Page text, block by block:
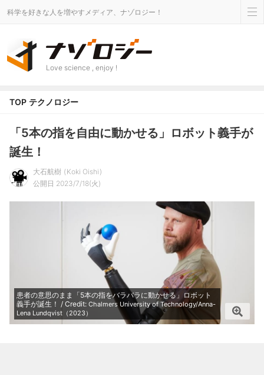
科学を好きな人を増やすメディア、ナゾロジー！
Love science , enjoy !
TOP テクノロジー
「5本の指を自由に動かせる」ロボット義手が
誕生！
大石航樹
Koki Oishi
公開日 2023/7/18(火)
患者の意思のまま「5本の指をバラバラに動かせる」ロボット
義手が誕生！ / Credit: Chalmers University of Technology/Anna-
Lena Lundqvist（2023）